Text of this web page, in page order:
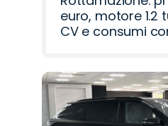
euro, motore 1.2
CV e consumi